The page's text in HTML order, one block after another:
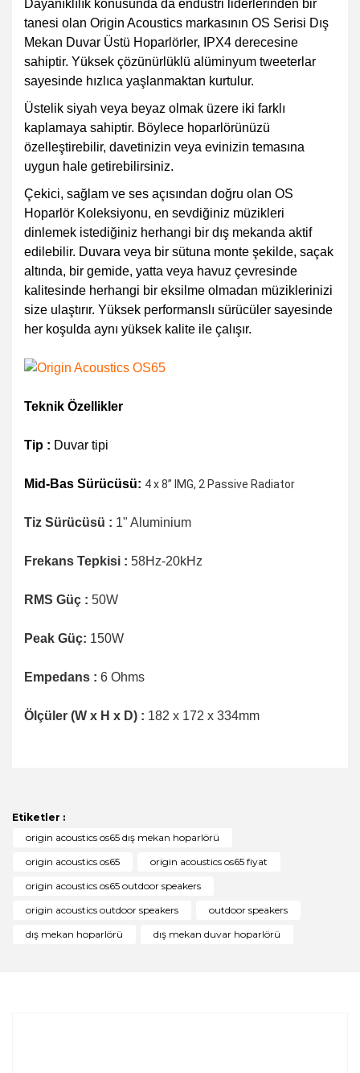
Dayanıklılık konusunda da endüstri liderlerinden bir
tanesi olan Origin Acoustics markasının OS Serisi Dış
Mekan Duvar Üstü Hoparlörler, IPX4 derecesine
sahiptir. Yüksek çözünürlüklü alüminyum tweeterlar
sayesinde hızlıca yaşlanmaktan kurtulur.
Üstelik siyah veya beyaz olmak üzere iki farklı
kaplamaya sahiptir. Böylece hoparlörünüzü
özelleştirebilir, davetinizin veya evinizin temasına
uygun hale getirebilirsiniz.
Çekici, sağlam ve ses açısından doğru olan OS
Hoparlör Koleksiyonu, en sevdiğiniz müzikleri
dinlemek istediğiniz herhangi bir dış mekanda aktif
edilebilir. Duvara veya bir sütuna monte şekilde, saçak
altında, bir gemide, yatta veya havuz çevresinde
kalitesinde herhangi bir eksilme olmadan müziklerinizi
size ulaştırır. Yüksek performanslı sürücüler sayesinde
her koşulda aynı yüksek kalite ile çalışır.
Teknik Özellikler
Tip : Duvar tipi
Mid-Bas Sürücüsü: 4 x 8” IMG, 2 Passive Radiator
Tiz Sürücüsü : 1" Aluminium
Frekans Tepkisi : 58Hz-20kHz
RMS Güç : 50W
Peak Güç: 150W
Empedans : 6 Ohms
Ölçüler (W x H x D) : 182 x 172 x 334mm
Yorum Yaz
Ürün bilgilerinde hatalar bulunuyor.
Ürün fiyatı diğer sitelerden daha pahalı.
Bu ürüne benzer farklı alternatifler olmalı.
Etiketler :
origin acoustics os65 dış mekan hoparlörü
origin acoustics os65
origin acoustics os65 fiyat
origin acoustics os65 outdoor speakers
origin acoustics outdoor speakers
outdoor speakers
dış mekan hoparlörü
dış mekan duvar hoparlörü